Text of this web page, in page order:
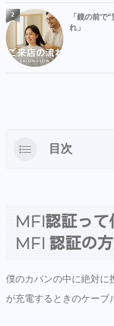
「鏡の前で
れ」
2
目次
&COシャンプ
買えるように
【EMANON
【EMANON
ご来店前のカ
MFI認証って
MFI 認証の
僕のカバンの中に絶対に
が充電するときのケーブ